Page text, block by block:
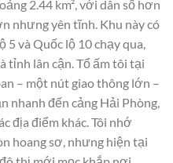
2.44 km², với dân số hơn
nhưng yên tĩnh. Khu này có
và Quốc lộ 10 chạy qua,
tỉnh lân cận. Tổ ấm tôi tại
– một nút giao thông lớn –
nhanh đến cảng Hải Phòng,
địa điểm khác. Tôi nhớ
hoang sơ, nhưng hiện tại